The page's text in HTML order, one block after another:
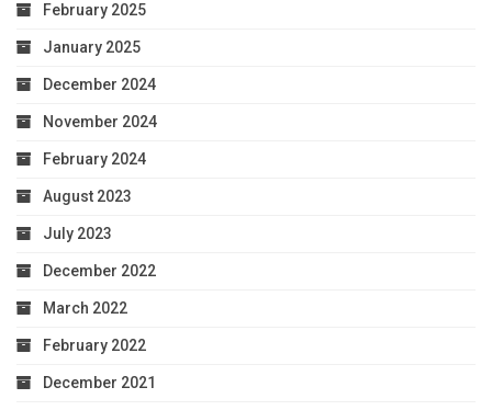
February 2025
January 2025
December 2024
November 2024
February 2024
August 2023
July 2023
December 2022
March 2022
February 2022
December 2021